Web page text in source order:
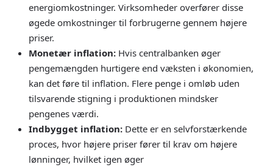
energiomkostninger. Virksomheder overfører disse
øgede omkostninger til forbrugerne gennem højere
priser.
Monetær inflation:Hvis centralbanken øger
pengemængden hurtigere end væksten i økonomien,
kan det føre til inflation. Flere penge i omløb uden
tilsvarende stigning i produktionen mindsker
pengenes værdi.
Indbygget inflation:Dette er en selvforstærkende
proces, hvor højere priser fører til krav om højere
lønninger, hvilket igen øger